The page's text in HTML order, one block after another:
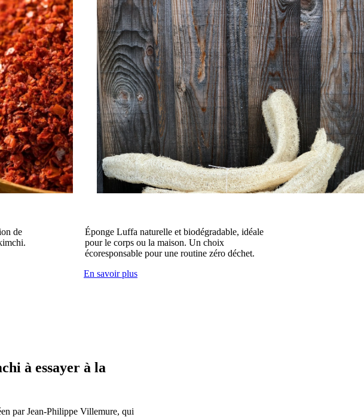
de
Éponge Luffa naturelle et biodégradable, idéale
pour le corps ou la maison. Un choix
écoresponsable pour une routine zéro déchet.
En savoir plus
à essayer à la
par Jean-Philippe Villemure, qui